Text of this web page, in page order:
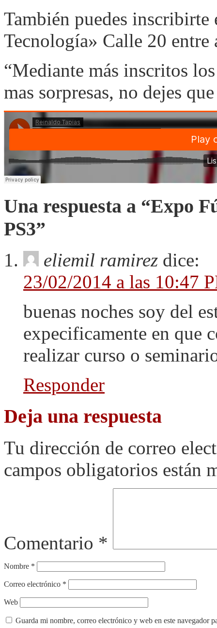
También puedes
Tecnología» Calle 20
“Mediante más inscritos
mas sorpresas, no dejes
Una respuesta a “Expo
PS3”
eliemil ramirez dice:
23/02/2014 a las 10:47
buenas noches soy del
expecificamente en que
realizar curso o
Responder
Deja una respuesta
Tu dirección de correo
campos obligatorios están
Comentario *
Nombre *
Correo electrónico *
Web
Guarda mi nombre, correo electrónico y web en este navegador